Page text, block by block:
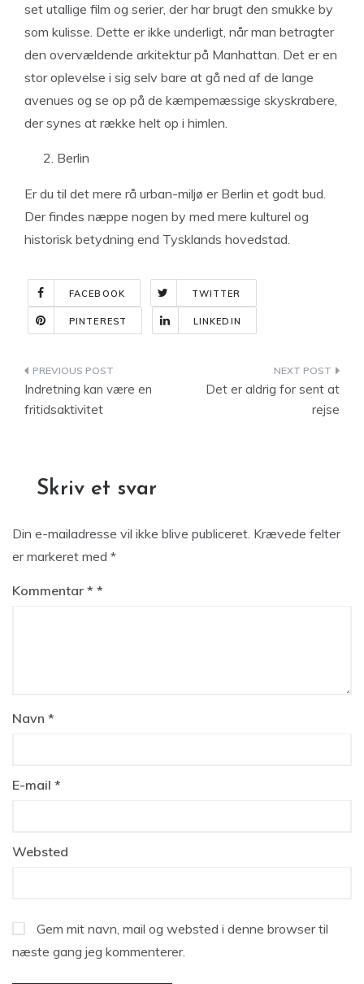
set utallige film og serier, der har brugt den smukke by
som kulisse. Dette er ikke underligt, når man betragter
den overvældende arkitektur på Manhattan. Det er en
stor oplevelse i sig selv bare at gå ned af de lange
avenues og se op på de kæmpemæssige skyskrabere,
der synes at række helt op i himlen.
Berlin
Er du til det mere rå urban-miljø er Berlin et godt bud.
Der findes næppe nogen by med mere kulturel og
historisk betydning end Tysklands hovedstad.
FACEBOOK TWITTER
PINTEREST LINKEDIN
Indlægsnavigation
Indretning kan være en
fritidsaktivitet
Det er aldrig for sent at
rejse
Skriv et svar
Din e-mailadresse vil ikke blive publiceret. Krævede felter
er markeret med *
Kommentar *
Navn *
E-mail *
Websted
Gem mit navn, mail og websted i denne browser til
næste gang jeg kommenterer.